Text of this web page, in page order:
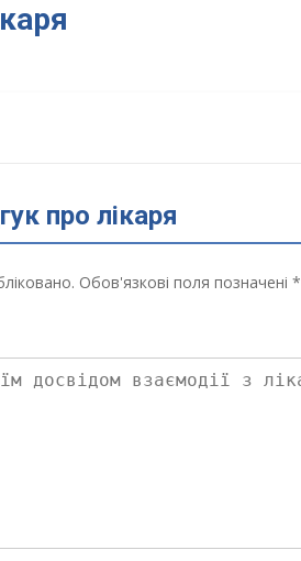
про лікаря
Обов'язкові поля позначені *